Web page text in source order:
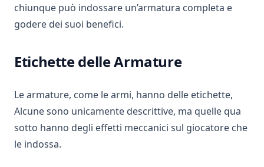
chiunque può indossare un’armatura completa e
godere dei suoi benefici.
Etichette delle Armature
Le armature, come le armi, hanno delle etichette,
Alcune sono unicamente descrittive, ma quelle qua
sotto hanno degli effetti meccanici sul giocatore che
le indossa.